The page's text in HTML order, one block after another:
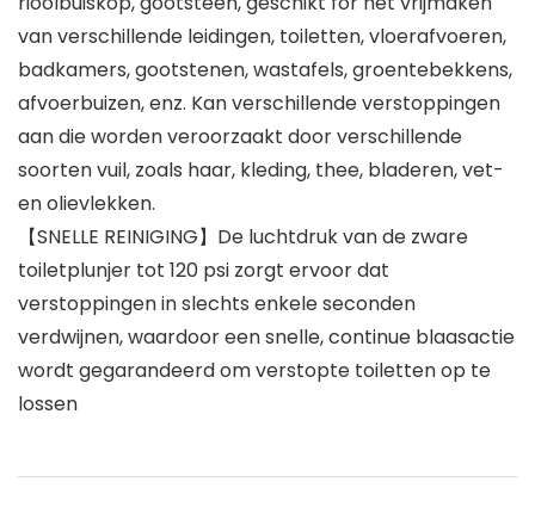
van verschillende leidingen, toiletten, vloerafvoeren,
badkamers, gootstenen, wastafels, groentebekkens,
afvoerbuizen, enz. Kan verschillende verstoppingen
aan die worden veroorzaakt door verschillende
soorten vuil, zoals haar, kleding, thee, bladeren, vet-
en olievlekken.
【SNELLE REINIGING】De luchtdruk van de zware
toiletplunjer tot 120 psi zorgt ervoor dat
verstoppingen in slechts enkele seconden
verdwijnen, waardoor een snelle, continue blaasactie
wordt gegarandeerd om verstopte toiletten op te
lossen